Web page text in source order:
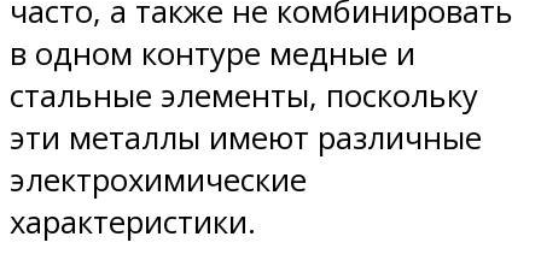
часто, а также не комбинировать
в одном контуре медные и
стальные элементы, поскольку
эти металлы имеют различные
электрохимические
характеристики.